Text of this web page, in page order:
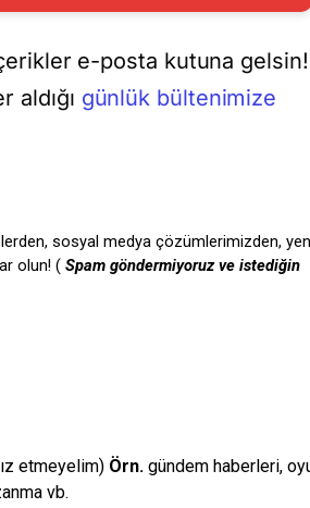
e-posta kutuna gelsin!
günlük bültenimize